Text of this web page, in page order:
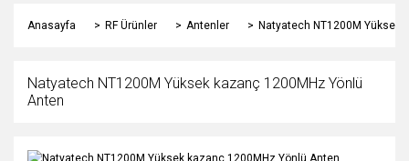
Anasayfa RF Ürünler Antenler Natyatech NT1200M Yüksek
Natyatech NT1200M Yüksek kazanç 1200MHz Yönlü
Anten